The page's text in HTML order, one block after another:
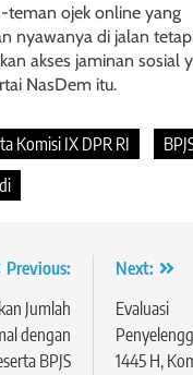
teman ojek online yang
nyawanya di jalan
akses jaminan sosial
NasDem itu.
Komisi IX DPR RI
Previous:
Jumlah
dengan
BPJS
Next:
Evaluasi
1445 H,